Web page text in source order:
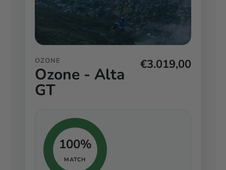
OZONE
Ozone - Alta
GT
€3.019,00
100%
MATCH